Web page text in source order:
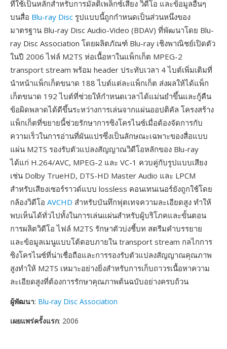
ที่ใช้เป็นหลักสำหรับการมัลติเพล็กซ์เสียง วิดีโอ และข้อมูลอื่นๆ
บนสื่อ Blu-ray Disc รูปแบบนี้ถูกกำหนดเป็นส่วนหนึ่งของ
มาตรฐาน Blu-ray Disc Audio-Video (BDAV) ที่พัฒนาโดย Blu-
ray Disc Association โดยผลิตภัณฑ์ Blu-ray เชิงพาณิชย์เปิดตัว
ในปี 2006 ไฟล์ M2TS ห่อเนื้อหาในแพ็กเก็ต MPEG-2
transport stream พร้อม header ประทับเวลา 4 ไบต์เพิ่มเติมที่
นำหน้าแพ็กเก็ตขนาด 188 ไบต์แต่ละแพ็กเก็ต ส่งผลให้ได้แพ็ก
เก็ตขนาด 192 ไบต์ที่ช่วยให้กำหนดเวลาได้แม่นยำขึ้นและกู้คืน
ข้อผิดพลาดได้ดีขึ้นระหว่างการเล่นจากแผ่นออปติคัล โครงสร้าง
แพ็กเก็ตที่ขยายนี้ช่วยรักษาการซิงโครไนซ์เมื่อต้องจัดการกับ
ความเร็วในการอ่านที่ผันแปรซึ่งเป็นลักษณะเฉพาะของสื่อแบบ
แผ่น M2TS รองรับตัวแปลงสัญญาณวิดีโอหลักของ Blu-ray
ได้แก่ H.264/AVC, MPEG-2 และ VC-1 ควบคู่กับรูปแบบเสียง
เช่น Dolby TrueHD, DTS-HD Master Audio และ LPCM
สำหรับเสียงเซอร์ราวด์แบบ lossless คอนเทนเนอร์ยังถูกใช้โดย
กล้องวิดีโอ AVCHD สำหรับบันทึกฟุตเทจความละเอียดสูง ทำให้
พบเห็นได้ทั่วไปทั้งในการเล่นแผ่นสำหรับผู้บริโภคและขั้นตอน
การผลิตวิดีโอ ไฟล์ M2TS รักษาตัวบ่งชี้บท สตรีมคำบรรยาย
และข้อมูลเมนูแบบโต้ตอบภายใน transport stream กลไกการ
ซิงโครไนซ์ที่น่าเชื่อถือและการรองรับตัวแปลงสัญญาณคุณภาพ
สูงทำให้ M2TS เหมาะอย่างยิ่งสำหรับการเก็บถาวรเนื้อหาความ
ละเอียดสูงที่ต้องการรักษาคุณภาพต้นฉบับอย่างครบถ้วน
ผู้พัฒนา: Blu-ray Disc Association
เผยแพร่ครั้งแรก: 2006